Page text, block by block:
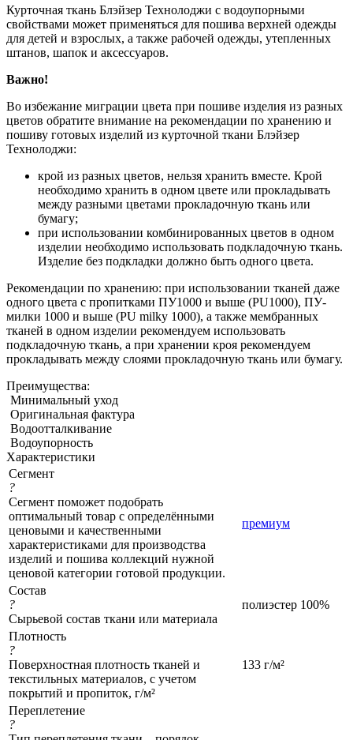
Курточная ткань Блэйзер Технолоджи с водоупорными
свойствами может применяться для пошива верхней одежды
для детей и взрослых, а также рабочей одежды, утепленных
штанов, шапок и аксессуаров.
Важно!
Во избежание миграции цвета при пошиве изделия из разных
цветов обратите внимание на рекомендации по хранению и
пошиву готовых изделий из курточной ткани Блэйзер
Технолоджи:
крой из разных цветов, нельзя хранить вместе. Крой
необходимо хранить в одном цвете или прокладывать
между разными цветами прокладочную ткань или
бумагу;
при использовании комбинированных цветов в одном
изделии необходимо использовать подкладочную ткань.
Изделие без подкладки должно быть одного цвета.
Рекомендации по хранению: при использовании тканей даже
одного цвета с пропитками ПУ1000 и выше (PU1000), ПУ-
милки 1000 и выше (PU milky 1000), а также мембранных
тканей в одном изделии рекомендуем использовать
подкладочную ткань, а при хранении кроя рекомендуем
прокладывать между слоями прокладочную ткань или бумагу.
Преимущества:
Минимальный уход
Оригинальная фактура
Водоотталкивание
Водоупорность
Характеристики
Сегмент
?
Сегмент поможет подобрать
оптимальный товар с определёнными
ценовыми и качественными
характеристиками для производства
изделий и пошива коллекций нужной
ценовой категории готовой продукции.
премиум
Состав
?
Сырьевой состав ткани или материала
полиэстер 100%
Плотность
?
Поверхностная плотность тканей и
текстильных материалов, с учетом
покрытий и пропиток, г/м²
133 г/м²
Переплетение
?